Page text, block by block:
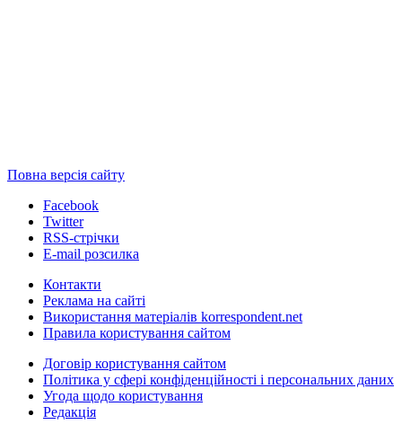
Повна версія сайту
Facebook
Twitter
RSS-стрічки
E-mail розсилка
Контакти
Реклама на сайті
Використання матеріалів korrespondent.net
Правила користування сайтом
Договір користування сайтом
Політика у сфері конфіденційності і персональних даних
Угода щодо користування
Редакція